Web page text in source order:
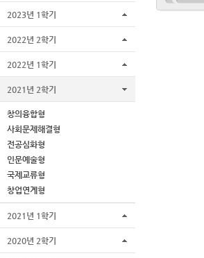
2023년 1학기
2022년 2학기
2022년 1학기
2021년 2학기
창의융합형
사회문제해결형
전공심화형
인문예술형
국제교류형
창업연계형
2021년 1학기
2020년 2학기